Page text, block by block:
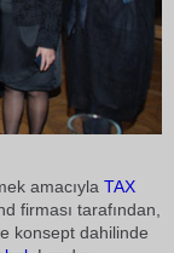
amacıyla  TAX
firması tarafından,
konsept dahilinde